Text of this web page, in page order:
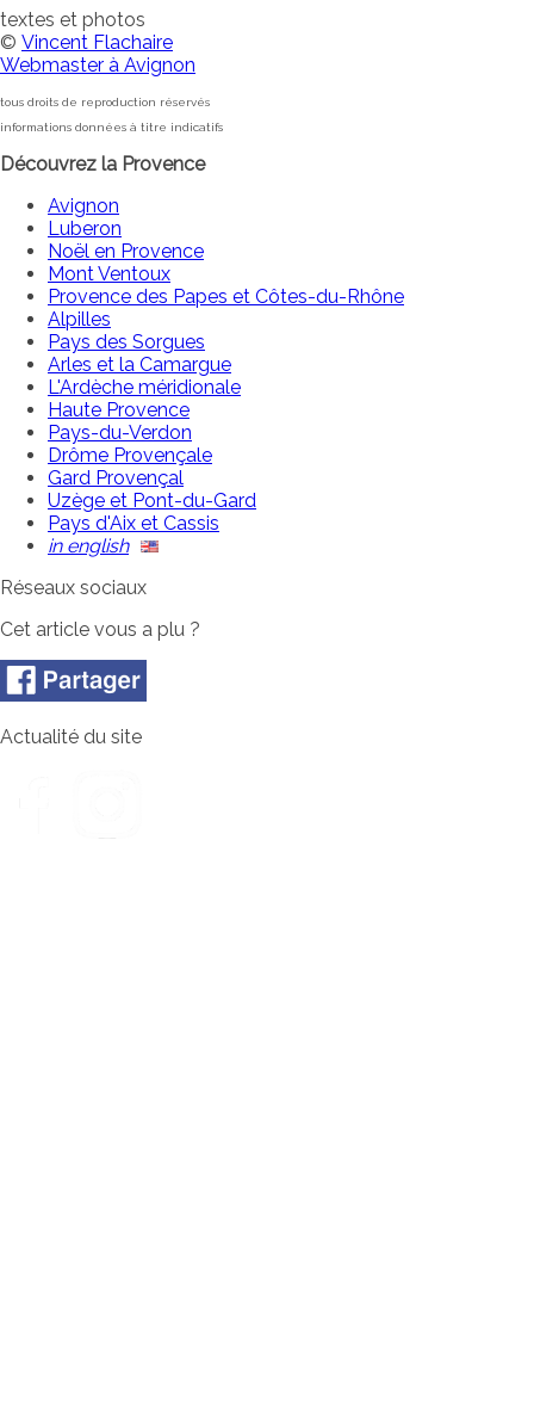
textes et photos
© Vincent Flachaire
Webmaster à Avignon
tous droits de reproduction réservés
informations données à titre indicatifs
Découvrez la Provence
Avignon
Luberon
Noël en Provence
Mont Ventoux
Provence des Papes et Côtes-du-Rhône
Alpilles
Pays des Sorgues
Arles et la Camargue
L'Ardèche méridionale
Haute Provence
Pays-du-Verdon
Drôme Provençale
Gard Provençal
Uzège et Pont-du-Gard
Pays d'Aix et Cassis
in english
Réseaux sociaux
Cet article vous a plu ?
Actualité du site